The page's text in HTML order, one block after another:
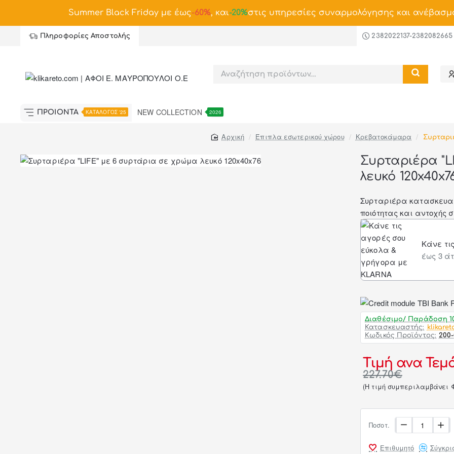
Summer Black Friday με έως-60%, και-20%στις υπηρεσίες συναρμολόγησης και
Πληροφορίες Αποστολής 2382022137-2382082665
ΠΡΟΪΟΝΤΑ ΚΑΤΑΛΟΓΟΣ '25 NEW COLLECTION 2026
home
Έπιπλα εσωτερικού χώρου Κρεβατοκάμαρα
Συρταριέρα
λευκό
Συρταριέρα
ποιότητας και
Κάνε
έως 3
Διαθέσιμο/ Παράδοση
Κατασκευαστής:
Κωδικός Προϊόντος:
Τιμή ανα
227.70€
(H τιμή συμπεριλαμβάνει
Ποσοτ.
Επιθυμητό